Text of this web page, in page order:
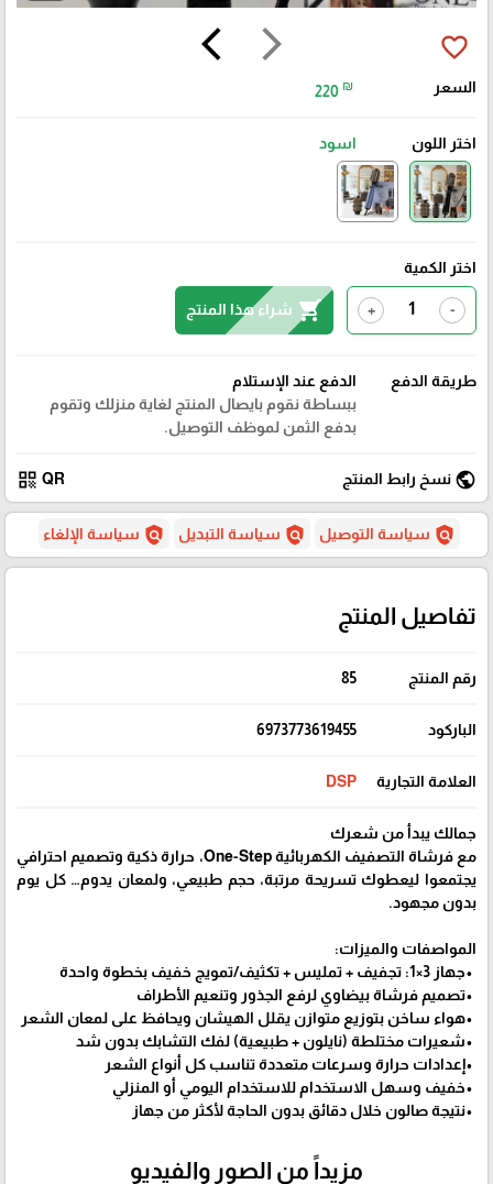
arrow_forward_ios
arrow_back_ios favorite_border
السعر 220 ₪
اختر اللون اسود
اختر الكمية
-
+
shopping_cart شراء هذا المنتج
طريقة الدفع
الدفع عند الإستلام
ببساطة نقوم بايصال المنتج لغاية منزلك وتقوم
بدفع الثمن لموظف التوصيل.
public نسخ رابط المنتج QR
qr_code
policy سياسة التوصيل policy سياسة التبديل policy سياسة الإلغاء
تفاصيل المنتج
رقم المنتج 85
الباركود 6973773619455
العلامة التجارية DSP
جمالك يبدأ من شعرك
مع فرشاة التصفيف الكهربائية One-Step، حرارة ذكية وتصميم احترافي
يجتمعوا ليعطوك تسريحة مرتبة، حجم طبيعي، ولمعان يدوم… كل يوم
بدون مجهود.
المواصفات والميزات:
•جهاز 3×1: تجفيف + تمليس + تكثيف/تمويج خفيف بخطوة واحدة
•تصميم فرشاة بيضاوي لرفع الجذور وتنعيم الأطراف
•هواء ساخن بتوزيع متوازن يقلل الهيشان ويحافظ على لمعان الشعر
•شعيرات مختلطة (نايلون + طبيعية) لفك التشابك بدون شد
•إعدادات حرارة وسرعات متعددة تناسب كل أنواع الشعر
•خفيف وسهل الاستخدام للاستخدام اليومي أو المنزلي
•نتيجة صالون خلال دقائق بدون الحاجة لأكثر من جهاز
مزيداً من الصور والفيديو